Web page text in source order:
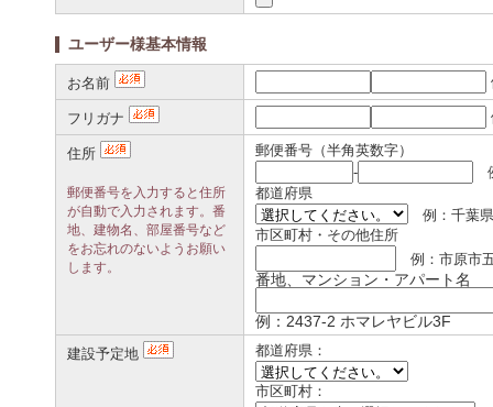
ユーザー様基本情報
お名前
フリガナ
住所
郵便番号を入力すると住所
が自動で入力されます。番
地、建物名、部屋番号など
をお忘れのないようお願い
します。
郵便番号（半角英数字）
-
都道府県
例：千葉県
市区町村・その他住所
例：市原市
番地、マンション・アパート名
例：2437-2 ホマレヤビル3F
建設予定地 都道府県：
市区町村：